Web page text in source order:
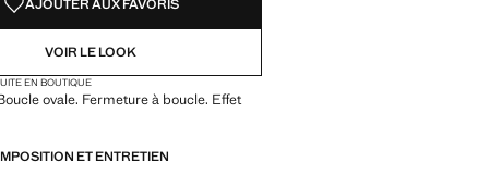
AJOUTER AUX FAVORIS
VOIR LE LOOK
EN BOUTIQUE
ovale. Fermeture à boucle. Effet
ET ENTRETIEN